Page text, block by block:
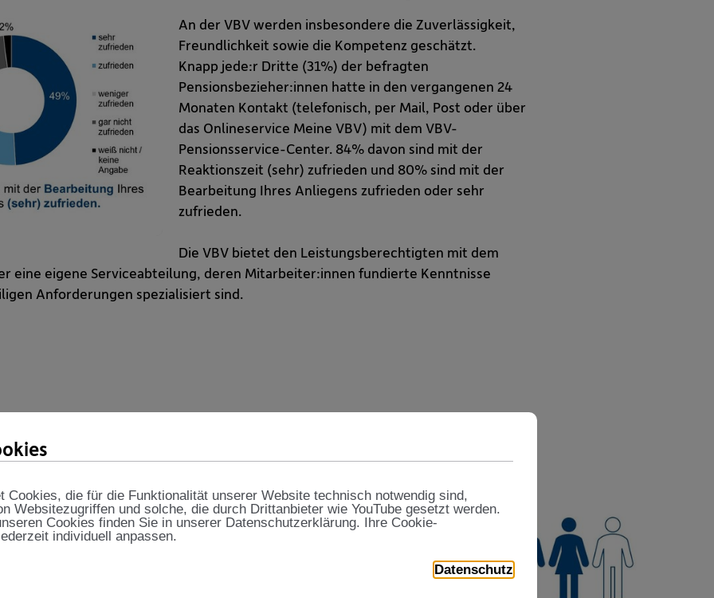
An der VBV werden insbesondere die Zuverlässigkeit,
Freundlichkeit sowie die Kompetenz geschätzt.
Knapp jede:r Dritte (31%) der befragten
Pensionsbezieher:innen hatte in den vergangenen 24
Monaten Kontakt (telefonisch, per Mail, Post oder über
das Onlineservice Meine VBV) mit dem VBV-
Pensionsservice-Center. 84% davon sind mit der
Reaktionszeit (sehr) zufrieden und 80% sind mit der
Bearbeitung Ihres Anliegens zufrieden oder sehr
zufrieden.
Die VBV bietet den Leistungsberechtigten mit dem
eine eigene Serviceabteilung, deren Mitarbeiter:innen fundierte Kenntnisse
Anforderungen spezialisiert sind.
Abrechnung und
und
und Auszahlung
einem sehr hohen
Cookies, die für die Funktionalität unserer Website technisch notwendig sind,
Websitezugriffen und solche, die durch Drittanbieter wie YouTube gesetzt werden.
Cookies finden Sie in unserer Datenschutzerklärung. Ihre Cookie-
individuell anpassen.
Datenschutz